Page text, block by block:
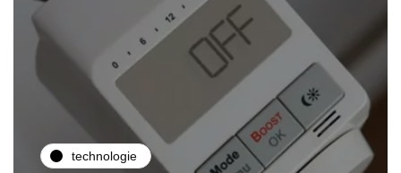
technologie